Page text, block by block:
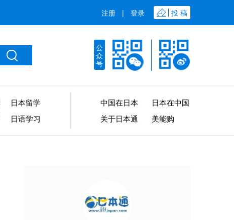
注册 | 登录 投 稿
公
众
号
日本留学
日语学习
中国在日本
日本在中国
关于日本通
美能购